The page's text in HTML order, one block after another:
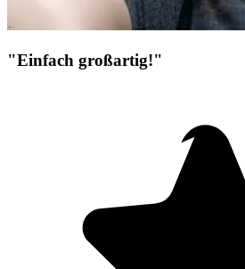
"Einfach großartig!"